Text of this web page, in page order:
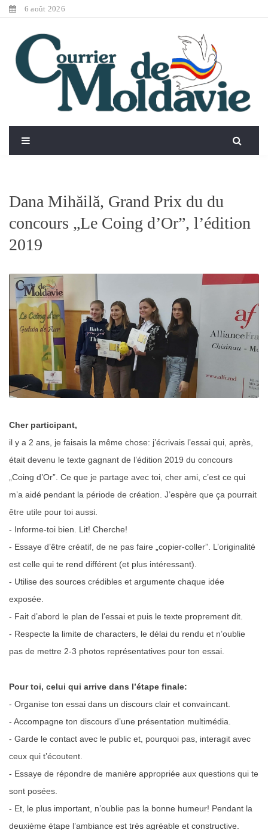
6 août 2026
Dana Mihăilă, Grand Prix du du
concours „Le Coing d’Or”, l’édition
2019
Cher participant,
il y a 2 ans, je faisais la même chose: j’écrivais l’essai qui, après,
était devenu le texte gagnant de l’édition 2019 du concours
„Coing d’Or”. Ce que je partage avec toi, cher ami, c’est ce qui
m’a aidé pendant la période de création. J’espère que ça pourrait
être utile pour toi aussi.
- Informe-toi bien. Lit! Cherche!
- Essaye d’être créatif, de ne pas faire „copier-coller”. L’originalité
est celle qui te rend différent (et plus intéressant).
- Utilise des sources crédibles et argumente chaque idée
exposée.
- Fait d’abord le plan de l’essai et puis le texte proprement dit.
- Respecte la limite de characters, le délai du rendu et n’oublie
pas de mettre 2-3 photos représentatives pour ton essai.
Pour toi, celui qui arrive dans l’étape finale:
- Organise ton essai dans un discours clair et convaincant.
- Accompagne ton discours d’une présentation multimédia.
- Garde le contact avec le public et, pourquoi pas, interagit avec
ceux qui t’écoutent.
- Essaye de répondre de manière appropriée aux questions qui te
sont posées.
- Et, le plus important, n’oublie pas la bonne humeur! Pendant la
deuxième étape l’ambiance est très agréable et constructive.